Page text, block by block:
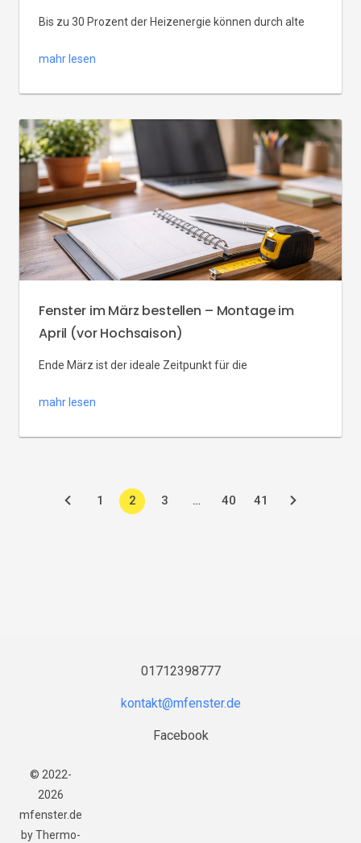
Bis zu 30 Prozent der Heizenergie können durch alte
merken viele Hausbesitzer, dass Zugluft, hohe
besten Gelegenheiten im Jahr: Das Wetter ist ideal für
die Montage, die Heizsaison klingt aus, und […]
mahr lesen
Fenster im März bestellen – Montage im
April (vor Hochsaison)
Ende März ist der ideale Zeitpunkt für die
wenn Warteschlangen wachsen und Lieferzeiten sich
beste Zeitpunkt ist, wie sich Lieferzeiten und Preise in
mahr lesen
1 2 3 … 40 41
01712398777
Facebook
© 2022-
2026
mfenster.de
by Thermo-